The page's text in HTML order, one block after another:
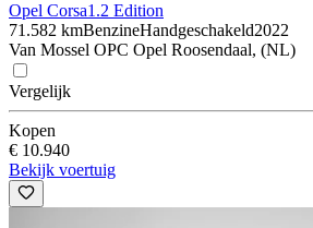
Opel Corsa1.2 Edition
71.582 kmBenzineHandgeschakeld2022
Van Mossel OPC Opel Roosendaal, (NL)
Vergelijk
Kopen
€ 10.940
Bekijk voertuig